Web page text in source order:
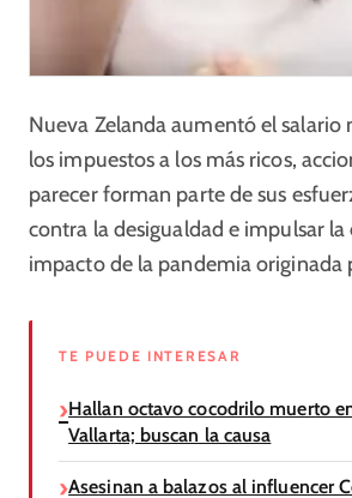
Nueva Zelanda aumentó el
los impuestos a los más ricos,
parecer forman parte de sus
contra la desigualdad e impulsar
impacto de la pandemia originada
TE PUEDE INTERESAR
Hallan octavo cocodrilo muerto
Vallarta; buscan la causa
Asesinan a balazos al influencer